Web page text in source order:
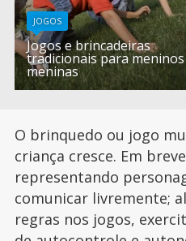
JOGOS
Jogos e brincadeiras
tradicionais para meninos
meninas
O brinquedo ou jogo
criança cresce. Em
representando
comunicar livremente;
regras nos jogos,